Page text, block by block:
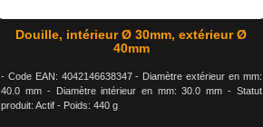
Douille, intérieur Ø 30mm, extérieur Ø
40mm
- Code EAN: 4042146638347 - Diamètre extérieur en mm:
40.0 mm - Diamètre intérieur en mm: 30.0 mm - Statut
produit: Actif - Poids: 440 g